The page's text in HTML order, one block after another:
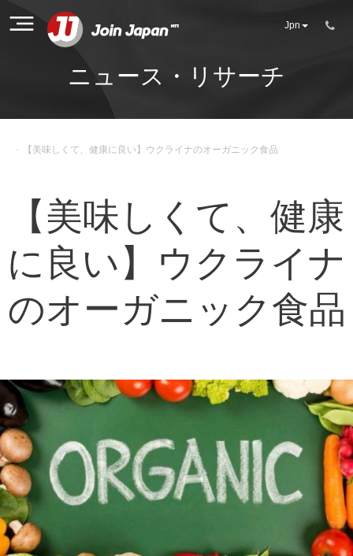
Jpn
ニュース・リサーチ
- 【美味しくて、健康に良い】ウクライナのオーガニック食品
【美味しくて、健康
に良い】ウクライナ
のオーガニック食品